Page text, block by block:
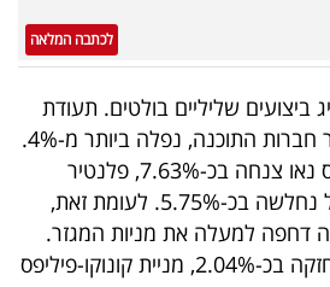
לכתבה המלאה
ביצועים שליליים בולטים. תעודת
הסל IGV, העוקבת אחר חברות התוכנה, נפלה ביותר מ-4%.
במסגרת זו, מניית סרוויס נאו צנחה בכ-7.63%, פלנטיר
איבדה כ-6.55% ואורקל נחלשה בכ-5.75%. לעומת זאת,
דחפה למעלה את מניות המגזר.
מניית אקסון מובייל התחזקה בכ-2.04%, מניית קונוקו-פיליפס